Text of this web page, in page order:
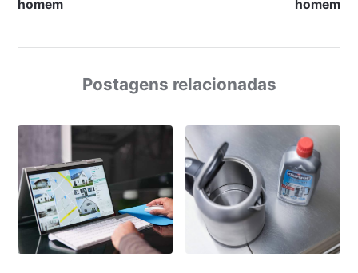
homem
homem
Postagens relacionadas